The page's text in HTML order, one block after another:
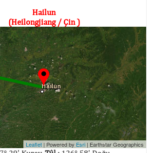
Hailun
(Heilongjiang / Çin )
Leaflet | Powered by Esri | Earthstar Geographics